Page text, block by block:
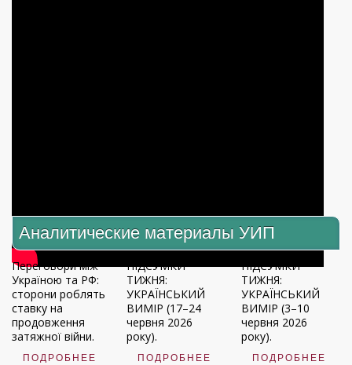
Аналитические материалы УИП
Переговори між
Україною та РФ:
сторони роблять
ставку на
продовження
затяжної війни.
ПОДРОБНЕЕ
ПІДСУМКИ
ТИЖНЯ:
УКРАЇНСЬКИЙ
ВИМІР (17–24
червня 2026
року).
ПОДРОБНЕЕ
ПІДСУМКИ
ТИЖНЯ:
УКРАЇНСЬКИЙ
ВИМІР (3–10
червня 2026
року).
ПОДРОБНЕЕ